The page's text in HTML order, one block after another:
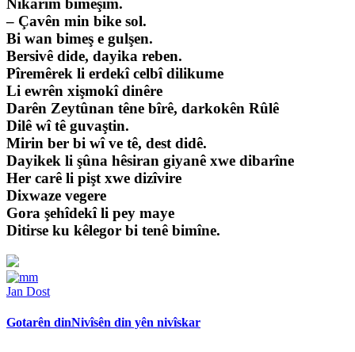
Nikarim bimeşim.
– Çavên min bike sol.
Bi wan bimeş e gulşen.
Bersivê dide, dayika reben.
Pîremêrek li erdekî celbî dilikume
Li ewrên xişmokî dinêre
Darên Zeytûnan têne bîrê, darkokên Rûlê
Dilê wî tê guvaştin.
Mirin ber bi wî ve tê, dest didê.
Dayikek li şûna hêsiran giyanê xwe dibarîne
Her carê li pişt xwe dizîvire
Dixwaze vegere
Gora şehîdekî li pey maye
Ditirse ku kêlegor bi tenê bimîne.
Jan Dost
Gotarên dinNivîsên din yên nivîskar